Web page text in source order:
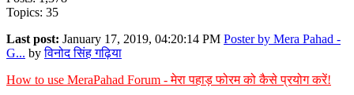
Topics: 35
Last post: January 17, 2019, 04:20:14 PM Poster by Mera Pahad -
G... byविनोद सिंह गढ़िया
How to use MeraPahad Forum - मेरा पहाड़ फोरम को कैसे प्रयोग करें!